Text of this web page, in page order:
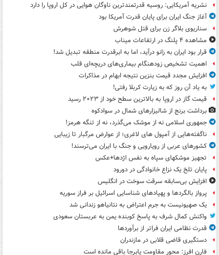
نشریه آمریکایی: روسیه قدرتمندترین ناوگان هوایی در کل اروپا را دارد
آغاز جنگ ایران برای پایان قدرت آمریکا بود
سناریوی بلاگر زن برای قتل شوهرش
مشاهده ۴ پلنگ در ارتفاعات میناب
قرار بود ایران به زانو درآید، اما به ابرقدرت منطقه تبدیل شد!
اهمیت تشخیص زودهنگام بیماری‌های دریچه‌ای قلب
افزایش مجدد قیمت بنزین نتیجه ابهام در مذاکرات
به یاد آن روز که به زیارت کربلا رفتی!
قیمت گاز در اروپا به بالاترین سطح خود از ۲۰۲۳ رسید
برداشت برنج از شالیزارهای شمال در سوادکوه
جمهوری اسلامی نه از موشک می‌گذرد، نه از تنگه هرمز!
ناگفته‌هایی از آمپول های لاغری؛ از عوارض مرگبار تا زیبایی
کشورهای عربی از رویارویی و جنگ با ایران می‌ترسند!
تجهیز موشکهای سپاه به نفس اژدها+عکس
پایان تلخ یک نزاع خانوادگی در دورود
افزایش بی‌سابقه سرقت سوخت در انگلیس
پرواز بالگردها و پهپادهای شناسایی اسرائیل بر فراز سوریه
یک صهیونیست به جرم اعتراض به نتانیاهو زندانی شد
واکنش کمال شرف به پاسخ کوبنده یمن به عربستان سعودی
قدرت نظامی ایران فراتر از برآوردها
دستگیری قاضی قلابی در مازندران
فارن افرز: محور مقاومت پابرجا باقی مانده است